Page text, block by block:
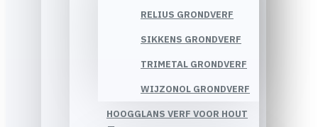
RELIUS GRONDVERF
SIKKENS GRONDVERF
TRIMETAL GRONDVERF
WIJZONOL GRONDVERF
HOOGGLANS VERF VOOR HOUT